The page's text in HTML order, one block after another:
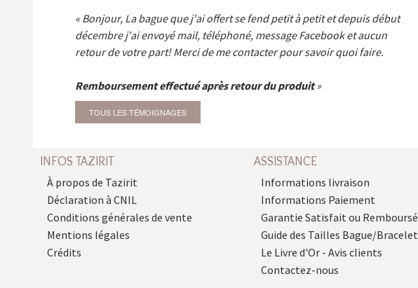
Bonjour, La bague que j'ai offert se fend petit à petit et depuis début
décembre j'ai envoyé mail, téléphoné, message Facebook et aucun
retour de votre part! Merci de me contacter pour savoir quoi faire.
Remboursement effectué après retour du produit
TOUS LES TÉMOIGNAGES
INFOS TAZIRIT
À propos de Tazirit
Déclaration à CNIL
Conditions générales de vente
Mentions légales
Crédits
ASSISTANCE
Informations livraison
Informations Paiement
Garantie Satisfait ou Remboursé
Guide des Tailles Bague/Bracelet
Le Livre d'Or - Avis clients
Contactez-nous